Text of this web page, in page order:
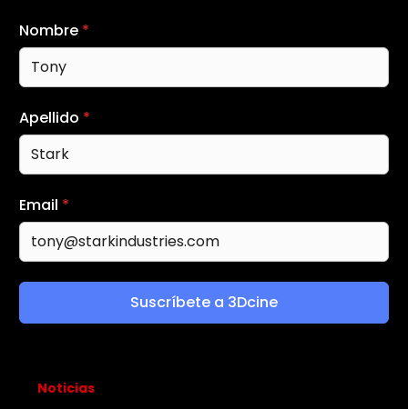
Nombre *
Apellido *
Email *
Suscríbete a 3Dcine
Noticias